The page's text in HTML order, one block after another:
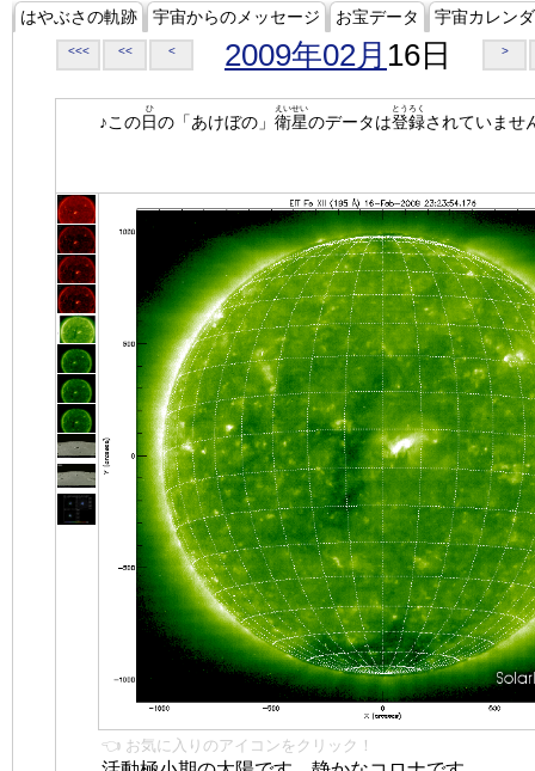
はやぶさの軌跡 宇宙からのメッセージ お宝データ 宇宙カレン
<<< << < 2009年02月 16日 >
♪この日
ひ
の「あけぼの」 衛星
えいせい
のデータは登録
とうろく
されていませ
👈 お気に入りのアイコンをクリック！